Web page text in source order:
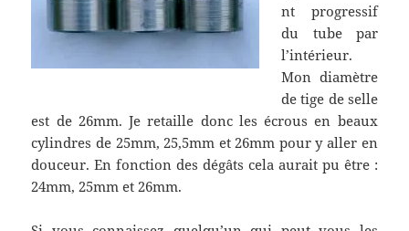
nt progressif
du tube par
l’intérieur.
Mon diamètre
de tige de selle
est de 26mm. Je retaille donc les écrous en beaux
cylindres de 25mm, 25,5mm et 26mm pour y aller en
douceur. En fonction des dégâts cela aurait pu être :
24mm, 25mm et 26mm.